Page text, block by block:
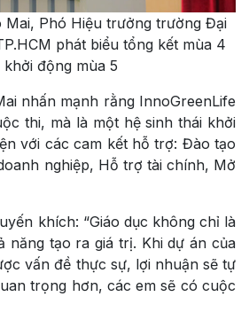
Mai, Phó Hiệu trưởng trường Đại
phát biểu tổng kết mùa 4
khởi động mùa 5
nhấn mạnh rằng InnoGreenLife
thi, mà là một hệ sinh thái khởi
với các cam kết hỗ trợ: Đào tạo
nghiệp, Hỗ trợ tài chính, Mở
khích: “Giáo dục không chỉ là
năng tạo ra giá trị. Khi dự án của
vấn đề thực sự, lợi nhuận sẽ tự
trọng hơn, các em sẽ có cuộc